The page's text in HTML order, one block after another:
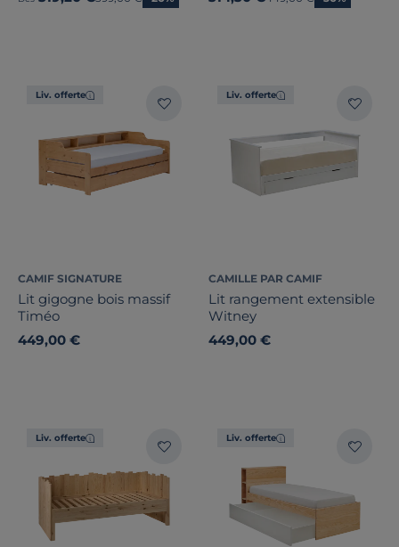
Liv. offerte
CAMIF SIGNATURE
Lit gigogne bois massif
Timéo
449,00 €
Liv. offerte
CAMILLE PAR CAMIF
Lit rangement extensible
Witney
449,00 €
Liv. offerte Liv. offerte